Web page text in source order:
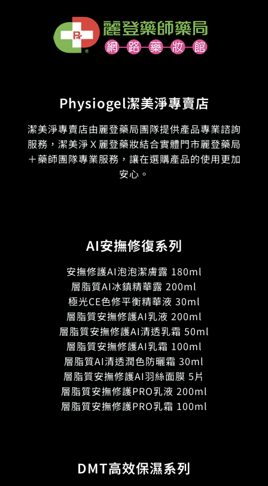
Physiogel潔美淨專賣店
潔美淨專賣店由麗登藥局團隊提供產品專業諮詢
服務，潔美淨Ｘ麗登藥妝結合實體門市麗登藥局
＋藥師團隊專業服務，讓在選購產品的使用更加
安心。
AI安撫修復系列
安撫修護AI泡泡潔膚露 180ml
層脂質AI冰鎮精華露 200ml
極光CE色修平衡精華液 30ml
層脂質安撫修護AI乳液 200ml
層脂質安撫修護AI清透乳霜 50ml
層脂質安撫修護AI乳霜 100ml
層脂質AI清透潤色防曬霜 30ml
層脂質安撫修護AI羽絲面膜 5片
層脂質安撫修護PRO乳液 200ml
層脂質安撫修護PRO乳霜 100ml
DMT高效保濕系列